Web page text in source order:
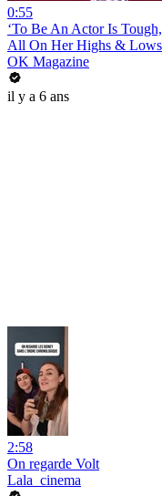
0:55
‘To Be An Actor Is
All On Her Highs & Lows
OK Magazine
il y a 6 ans
2:58
On regarde Volt
Lala_cinema